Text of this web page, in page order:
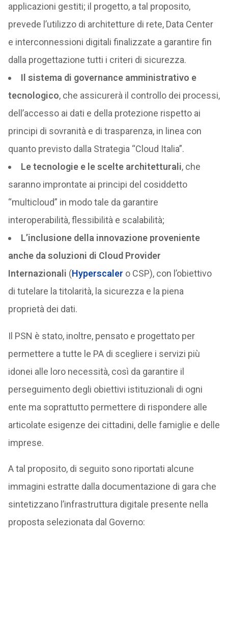
applicazioni gestiti; il progetto, a tal proposito,
prevede l’utilizzo di architetture di rete, Data Center
e interconnessioni digitali finalizzate a garantire fin
dalla progettazione tutti i criteri di sicurezza.
Il sistema di governance amministrativo e
tecnologico, che assicurerà il controllo dei processi,
dell’accesso ai dati e della protezione rispetto ai
principi di sovranità e di trasparenza, in linea con
quanto previsto dalla Strategia “Cloud Italia”.
Le tecnologie e le scelte architetturali, che
saranno improntate ai principi del cosiddetto
“multicloud” in modo tale da garantire
interoperabilità, flessibilità e scalabilità;
L’inclusione della innovazione proveniente
anche da soluzioni di Cloud Provider
Internazionali (Hyperscaler o CSP), con l’obiettivo
di tutelare la titolarità, la sicurezza e la piena
proprietà dei dati.
Il PSN è stato, inoltre, pensato e progettato per
permettere a tutte le PA di scegliere i servizi più
idonei alle loro necessità, così da garantire il
perseguimento degli obiettivi istituzionali di ogni
ente ma soprattutto permettere di rispondere alle
articolate esigenze dei cittadini, delle famiglie e delle
imprese.
A tal proposito, di seguito sono riportati alcune
immagini estratte dalla documentazione di gara che
sintetizzano l’infrastruttura digitale presente nella
proposta selezionata dal Governo: